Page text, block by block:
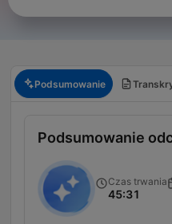
Podsumowanie
Podsumowanie
Czas trwania
45:31